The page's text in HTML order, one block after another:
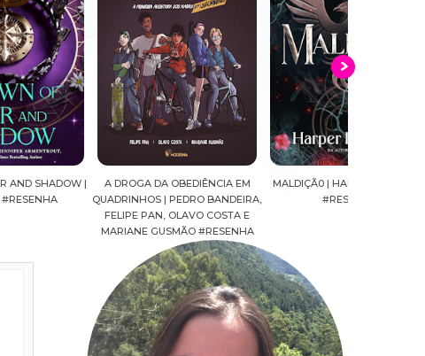
A DROGA DA OBEDIÊNCIA EM
QUADRINHOS | PEDRO BANDEIRA,
FELIPE PAN, OLAVO COSTA E
MARIANE GUSMÃO #RESENHA
MALDIÇÃ0 | HARPER L. WOODS
#RESENHA